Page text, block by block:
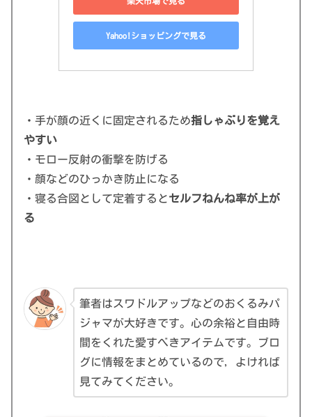
Yahoo!ショッピングで見る
・手が顔の近くに固定されるため指しゃぶりを覚え
やすい
・モロー反射の衝撃を防げる
・顔などのひっかき防止になる
・寝る合図として定着するとセルフねんね率が上が
る
筆者はスワドルアップなどのおくるみパ
ジャマが大好きです。心の余裕と自由時
間をくれた愛すべきアイテムです。ブロ
グに情報をまとめているので，よければ
見てみてください。